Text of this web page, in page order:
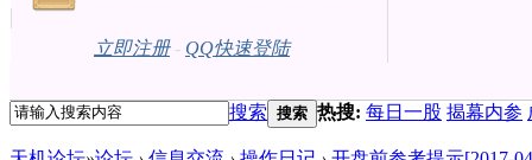
立即注册- QQ快速登陆
搜索 搜索 热搜: 每日一股 揭幕内参